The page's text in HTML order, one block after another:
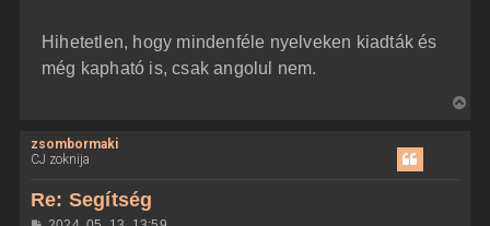
Hihetetlen, hogy mindenféle nyelveken kiadták és
még kapható is, csak angolul nem.
zsombormaki
CJ zoknija
Re: Segítség